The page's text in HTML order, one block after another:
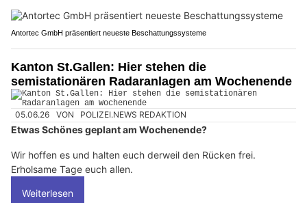
Antortec GmbH präsentiert neueste Beschattungssysteme
Kanton St.Gallen: Hier stehen die
semistationären Radaranlagen am Wochenende
05.06.26 VON POLIZEI.NEWS REDAKTION
Etwas Schönes geplant am Wochenende?
Wir hoffen es und halten euch derweil den Rücken frei.
Erholsame Tage euch allen.
Weiterlesen